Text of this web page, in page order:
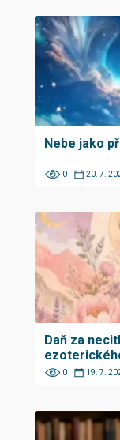
Nebe jako
0 20. 7.
Daň za
0 19. 7.